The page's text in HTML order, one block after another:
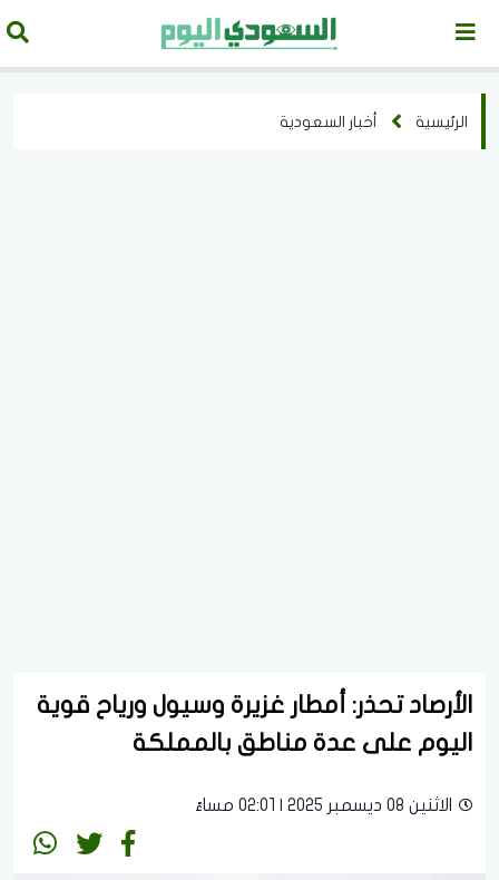
الرئيسية أخبار السعودية
الأرصاد تحذر: أمطار غزيرة وسيول ورياح قوية
اليوم على عدة مناطق بالمملكة
الاثنين 08 ديسمبر 2025 | 02:01 مساءً